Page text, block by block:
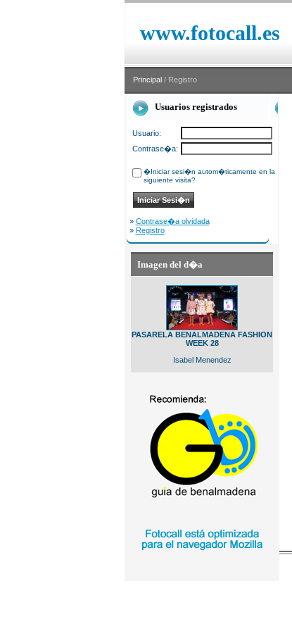
www.fotocall.es
Principal / Registro
Usuarios registrados
Usuario:
Contrase�a:
�Iniciar sesi�n autom�ticamente en la
siguiente visita?
» Contrase�a olvidada
» Registro
Imagen del d�a
PASARELA BENALMADENA FASHION
WEEK 28
Isabel Menendez